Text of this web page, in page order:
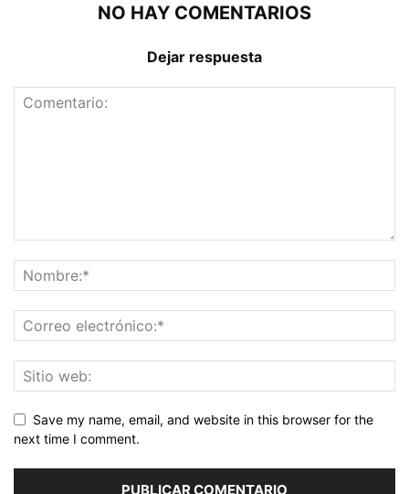
NO HAY COMENTARIOS
Dejar respuesta
Save my name, email, and website in this browser for the
next time I comment.